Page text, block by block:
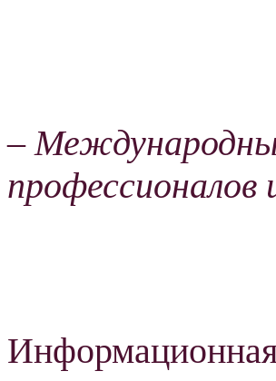
–
профессионалов